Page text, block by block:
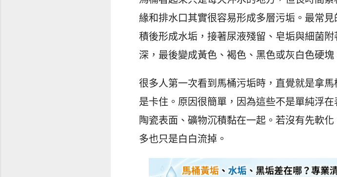
緣和排水口其實很容易形成多層污垢。最常
積後形成水垢，接著尿液殘留、皂垢與細菌
深，最後變成黃色、褐色、黑色或灰白色硬塊
很多人第一次看到馬桶污垢時，直覺就是拿
是卡住。原因很簡單，因為這些不是單純浮
陶瓷表面、礦物沉積黏在一起。若沒有先軟
多也只是白白流掉。